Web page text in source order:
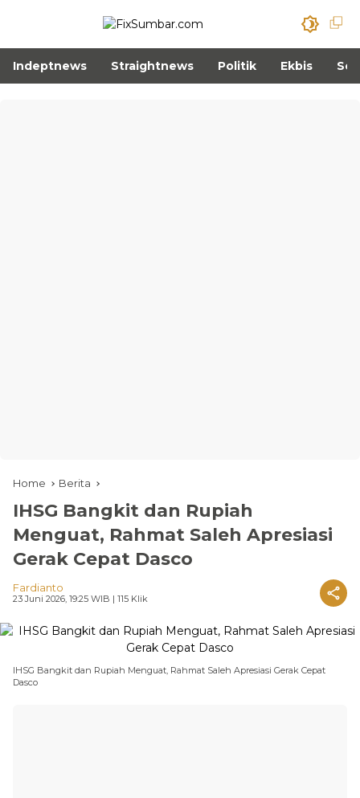
Indeptnews Straightnews Politik Ekbis
Home Berita
IHSG Bangkit dan Rupiah
Menguat, Rahmat Saleh Apresiasi
Gerak Cepat Dasco
Fardianto
23 Juni 2026, 19:25 WIB | 115 Klik
IHSG Bangkit dan Rupiah Menguat, Rahmat Saleh Apresiasi Gerak Cepat
Dasco